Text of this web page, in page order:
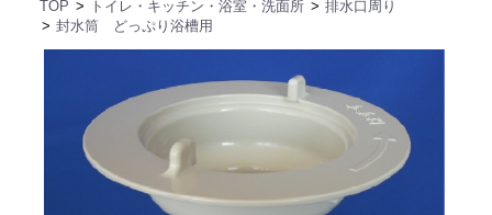
TOP トイレ・キッチン・浴室・洗面所
排水口周り
封水筒 どっぷり浴槽用